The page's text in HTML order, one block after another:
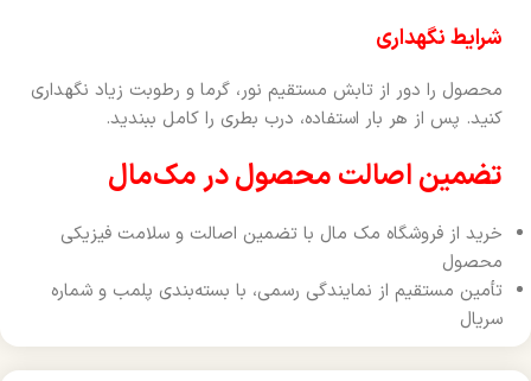
شرایط نگهداری
محصول را دور از تابش مستقیم نور، گرما و رطوبت زیاد نگهداری
کنید. پس از هر بار استفاده، درب بطری را کامل ببندید.
تضمین اصالت محصول در مک‌مال
خرید از فروشگاه مک مال با تضمین اصالت و سلامت فیزیکی
محصول
تأمین مستقیم از نمایندگی رسمی، با بسته‌بندی پلمب و شماره
سریال